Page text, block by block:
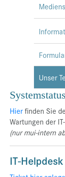
Unser
Systemstatus
Hierfinden Sie
Wartungen der
(nur mui-intern
IT-Helpdesk